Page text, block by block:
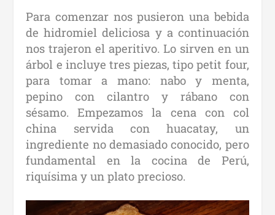
Para comenzar nos pusieron una bebida
de hidromiel deliciosa y a continuación
nos trajeron el aperitivo. Lo sirven en un
árbol e incluye tres piezas, tipo petit four,
para tomar a mano: nabo y menta,
pepino con cilantro y rábano con
sésamo. Empezamos la cena con col
china servida con huacatay, un
ingrediente no demasiado conocido, pero
fundamental en la cocina de Perú,
riquísima y un plato precioso.